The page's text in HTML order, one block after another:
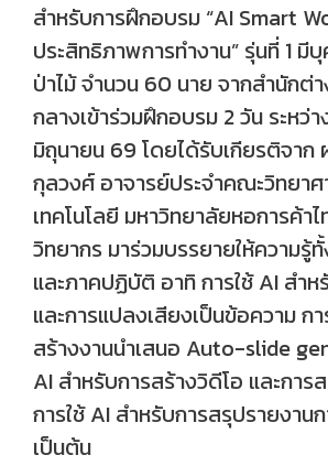
สำหรับการฝึกอบรม “AI Smart
ประสิทธิภาพการทำงาน” รุ่นที่ 1 มี
ป่าไม้ จำนวน 60 นาย จากสำนักต่
กลางเข้าร่วมฝึกอบรม 2 วัน ระหว่า
มิถุนายน 69 โดยได้รับเกียรติจาก
กุลวงศ์ อาจารย์ประจำคณะวิทยา
เทคโนโลยี มหาวิทยาลัยหอการค้า
วิทยากร มาร่วมบรรยายให้ความรู้
และภาคปฏิบัติ อาทิ การใช้ AI สำ
และการแปลงเสียงเป็นข้อความ กา
สร้างงานนำเสนอ Auto-slide
AI สำหรับการสร้างวิดีโอ และการ
การใช้ AI สำหรับการสรุปรายงาน
เป็นต้น